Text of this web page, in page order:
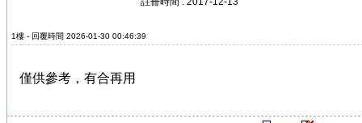
1樓 - 回覆時間 2026-01-30 00:46:39
僅供參考，有合再用